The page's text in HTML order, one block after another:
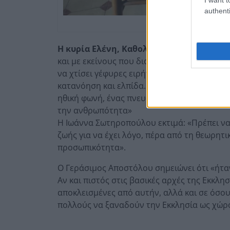
Η κυρία Ελένη, Καθολική,
σημειώνει ότι
και με εκείνους που διαφωνούν με τις
να χτίσει γέφυρες ειρήνης,
κατανόηση και ελπίδα. Γι’ αυτόν τον λόγο,
ηθική φωνή, ένας πνευματικός ηγέτης που
την ανθρωπότητα»
Η Ιωάννα Σωτηροπούλου εκτιμά: «Πρέπει
ζωής για να έχει λόγο, πέρα από τη
προσωπικότητα».
Ο Γεράσιμος Αποστόλου σημειώνει ότι
Αν και πιστός στις βασικές αρχές της
αποκλεισμένες από αυτήν, αλλά και σε
πολλούς να ξαναδούν την Εκκλησία ως